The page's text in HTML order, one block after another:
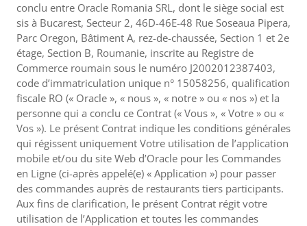
conclu entre Oracle Romania SRL, dont le siège social est
sis à Bucarest, Secteur 2, 46D-46E-48 Rue Soseaua Pipera,
Parc Oregon, Bâtiment A, rez-de-chaussée, Section 1 et 2e
étage, Section B, Roumanie, inscrite au Registre de
Commerce roumain sous le numéro J2002012387403,
code d’immatriculation unique n° 15058256, qualification
fiscale RO (« Oracle », « nous », « notre » ou « nos ») et la
personne qui a conclu ce Contrat (« Vous », « Votre » ou «
Vos »). Le présent Contrat indique les conditions générales
qui régissent uniquement Votre utilisation de l’application
mobile et/ou du site Web d’Oracle pour les Commandes
en Ligne (ci-après appelé(e) « Application ») pour passer
des commandes auprès de restaurants tiers participants.
Aux fins de clarification, le présent Contrat régit votre
utilisation de l’Application et toutes les commandes